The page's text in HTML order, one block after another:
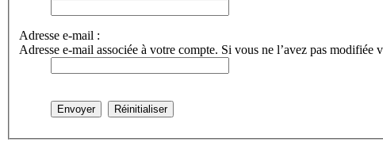
Adresse e-mail :
Adresse e-mail associée à votre compte. Si vous ne l’avez pas